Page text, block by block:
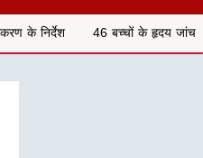
46 बच्चों के हृदय जांच शिविर परीक्षण में